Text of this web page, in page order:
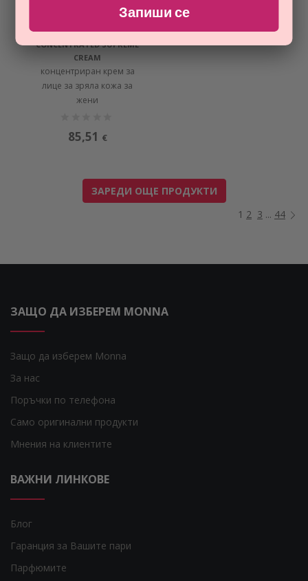
VITAL PERFECTION
CONCENTRATED SUPREME
CREAM
концентриран крем за
лице за зряла кожа за
жени
85,51 €
ЗАРЕДИ ОЩЕ ПРОДУКТИ
1 2 3 ... 44
ЗАЩО ДА ИЗБЕРЕМ MONNA
Защо да изберем Monna
За нас
Поръчки по телефона
Само оригинални продукти
Мнения на клиентите
ВАЖНИ ЛИНКОВЕ
Блог
Гаранция за Вашите пари
Парфюмите
Запиши се